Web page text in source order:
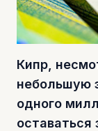
Кипр,
небольшую
одного
оставаться